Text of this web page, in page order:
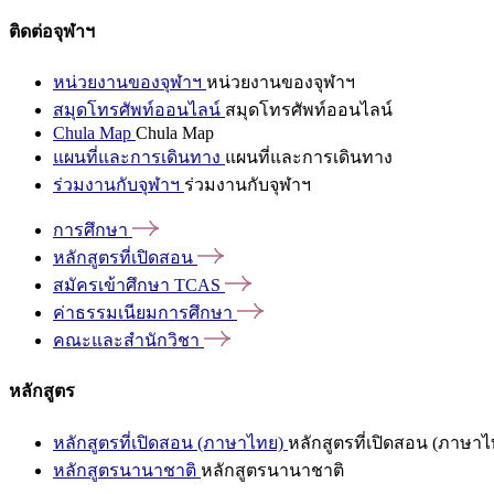
ติดต่อจุฬาฯ
หน่วยงานของจุฬาฯ หน่วยงานของจุฬาฯ
สมุดโทรศัพท์ออนไลน์ สมุดโทรศัพท์ออนไลน์
Chula Map Chula Map
แผนที่และการเดินทาง แผนที่และการเดินทาง
ร่วมงานกับจุฬาฯ ร่วมงานกับจุฬาฯ
การศึกษา
หลักสูตรที่เปิดสอน
สมัครเข้าศึกษา TCAS
ค่าธรรมเนียมการศึกษา
คณะและสำนักวิชา
หลักสูตร
หลักสูตรที่เปิดสอน (ภาษาไทย) หลักสูตรที่เปิดสอน (ภาษาไ
หลักสูตรนานาชาติ หลักสูตรนานาชาติ